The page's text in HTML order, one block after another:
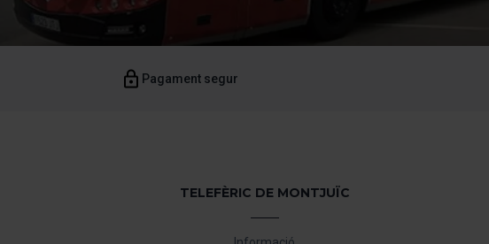
Pagament segur
TELEFÈRIC DE MONTJUÏC